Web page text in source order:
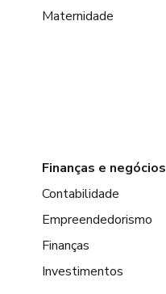
Maternidade
Finanças e negócios
Contabilidade
Empreendedorismo
Finanças
Investimentos